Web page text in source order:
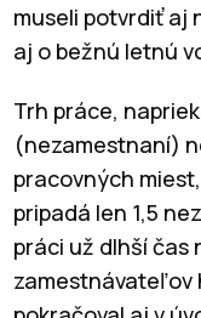
museli potvrdiť aj
aj o bežnú letnú
Trh práce,
(nezamestnaní)
pracovných
pripadá len 1,5
práci už dlhší čas
zamestnávateľov